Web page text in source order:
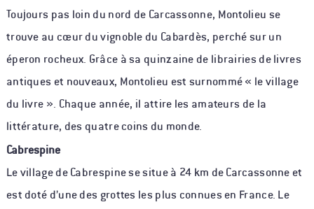
Toujours pas loin du nord de Carcassonne, Montolieu se
trouve au cœur du vignoble du Cabardès, perché sur un
éperon rocheux. Grâce à sa quinzaine de librairies de livres
antiques et nouveaux, Montolieu est surnommé « le village
du livre ». Chaque année, il attire les amateurs de la
littérature, des quatre coins du monde.
Cabrespine
Le village de Cabrespine se situe à 24 km de Carcassonne et
est doté d’une des grottes les plus connues en France. Le